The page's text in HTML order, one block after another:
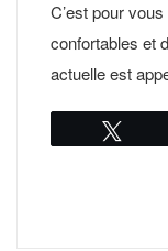
C’est pour
confortables et
actuelle est